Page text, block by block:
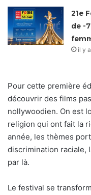
21e
de -
il y
Pour cette première
découvrir des films
nollywoodien. On est
religion qui ont fait la
année, les thèmes
discrimination raciale,
par là.
Le festival se